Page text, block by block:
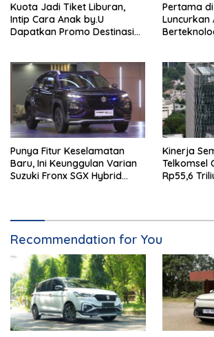
Kuota Jadi Tiket Liburan,
Intip Cara Anak by.U
Dapatkan Promo Destinasi
Pertama di
Luncurkan
Punya Fitur Keselamatan
Baru, Ini Keunggulan Varian
Suzuki Fronx SGX Hybrid
Kinerja
Telkomsel
Rp55,6
Recommendation for You